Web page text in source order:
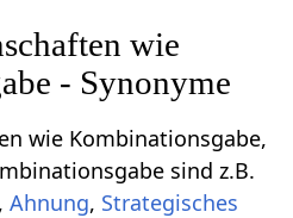
wie
- Synonyme
wie Kombinationsgabe,
sind z.B.
,Ahnung, Strategisches